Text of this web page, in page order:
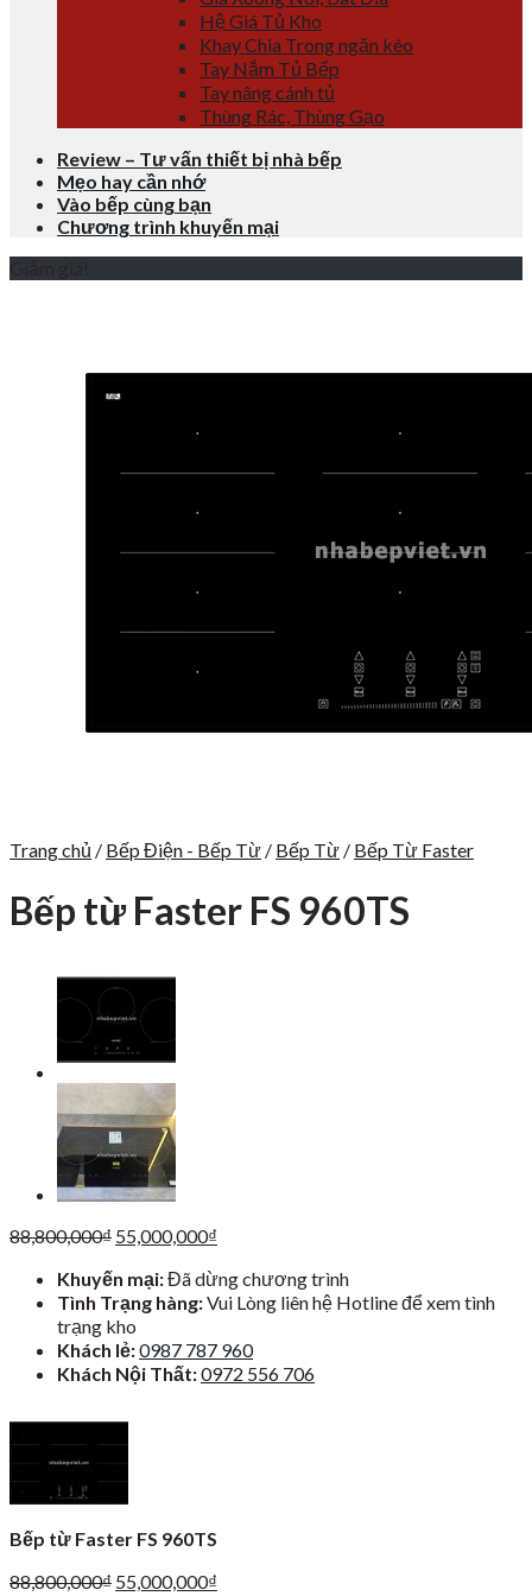
Hệ Giá Tủ Kho
Khay Chia Trong ngăn kéo
Tay Nắm Tủ Bếp
Tay nâng cánh tủ
Thùng Rác, Thùng Gạo
Review – Tư vấn thiết bị nhà bếp
Mẹo hay cần nhớ
Vào bếp cùng bạn
Chương trình khuyến mại
Trang chủ / Bếp Điện - Bếp Từ / Bếp Từ / Bếp Từ Faster
Bếp từ Faster FS 960TS
88,800,000₫ Giá
là:
88,800,000₫.
55,000,000₫
tại
là:
Khuyến mại:Đã dừng chương trình
Tình Trạng hàng:Vui Lòng liên hệ Hotline để xem tình
trạng kho
Khách lẻ:0987 787 960
Khách Nội Thất:0972 556 706
Bếp từ Faster FS 960TS
88,800,000₫ Giá
55,000,000₫